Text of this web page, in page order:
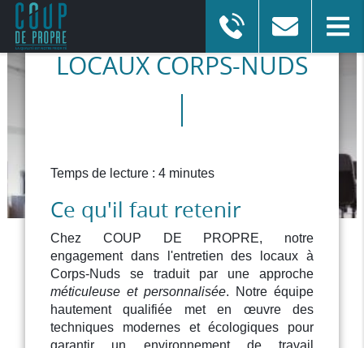
à Chartres-de-Bretagne
Afficher le numéro
ENTRETIEN DES
LOCAUX CORPS-NUDS
Temps de lecture : 4 minutes
Ce qu'il faut retenir
Chez COUP DE PROPRE, notre
engagement dans l'entretien des locaux à
Corps-Nuds se traduit par une approche
méticuleuse et personnalisée. Notre équipe
hautement qualifiée met en œuvre des
techniques modernes et écologiques pour
garantir un environnement de travail